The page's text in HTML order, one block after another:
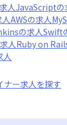
人JavaScriptの
AWSの求人
の求人Swift
人Ruby on
人
ナー求人を探す